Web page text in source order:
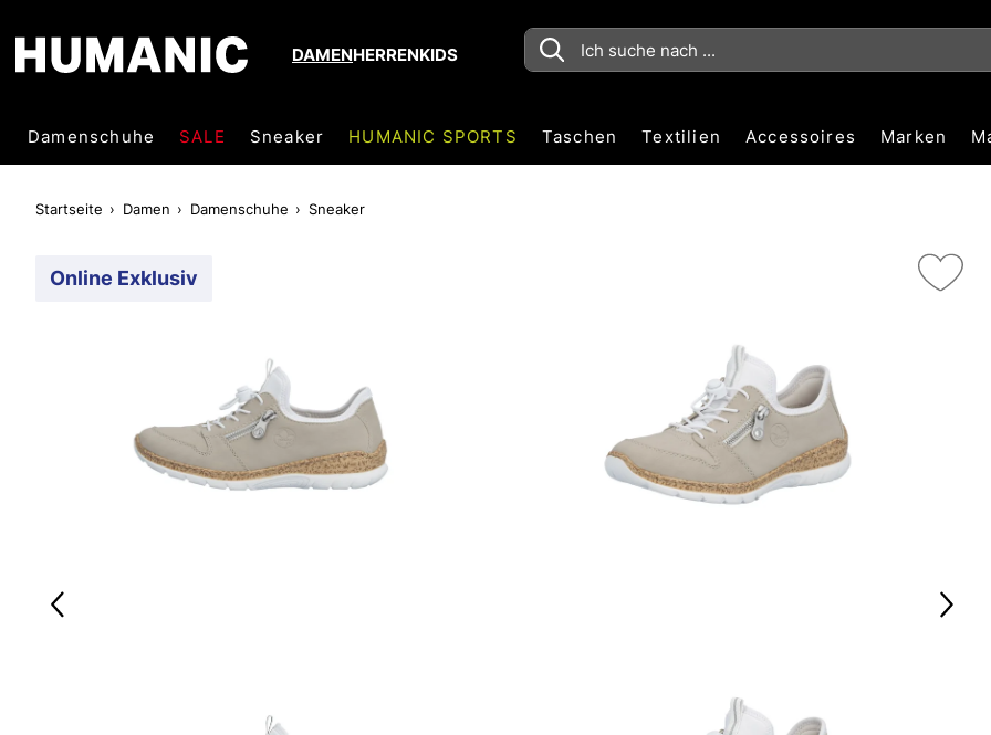
DAMENHERRENKIDS
Damenschuhe SALE Sneaker HUMANIC SPORTS Taschen Textilien Accessoires Marken
Startseite Damen Damenschuhe Sneaker
Online Exklusiv